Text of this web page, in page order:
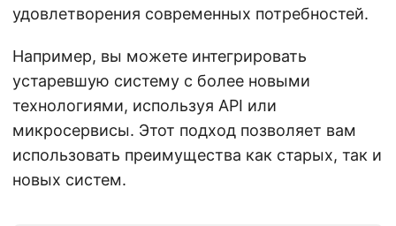
удовлетворения современных потребностей.
Например, вы можете интегрировать
устаревшую систему с более новыми
технологиями, используя API или
микросервисы. Этот подход позволяет вам
использовать преимущества как старых, так и
новых систем.